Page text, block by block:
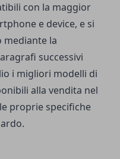
con la maggior
e device, e si
mediante la
successivi
i migliori modelli di
alla vendita nel
proprie specifiche